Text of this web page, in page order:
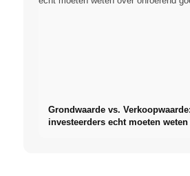
Grondwaarde vs.
investeerders echt moeten